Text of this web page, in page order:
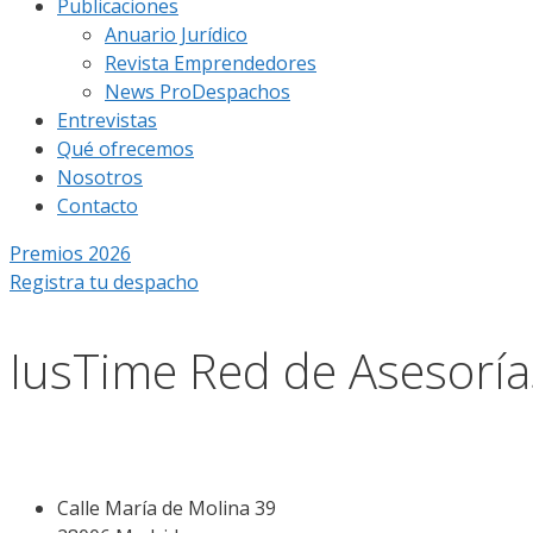
Publicaciones
Anuario Jurídico
Revista Emprendedores
News ProDespachos
Entrevistas
Qué ofrecemos
Nosotros
Contacto
Premios 2026
Registra tu despacho
IusTime Red de
Calle María de Molina 39